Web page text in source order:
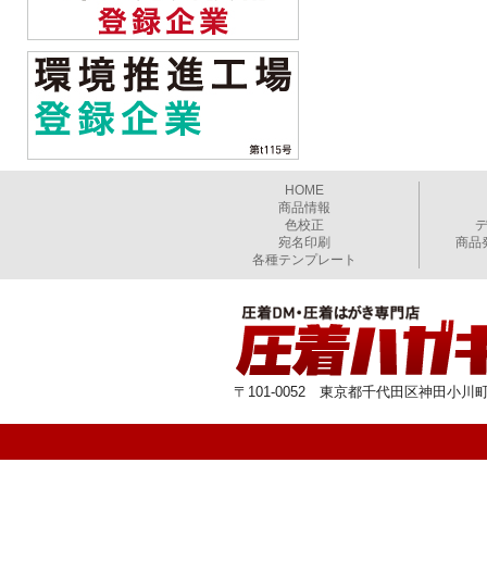
HOME
商品情報
色校正
宛名印刷
各種テンプレート
商品
〒101-0052 東京都千代田区神田小川